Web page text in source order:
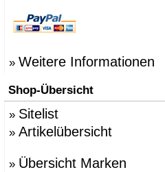
» Weitere Informationen
Shop-Übersicht
» Sitelist
» Artikelübersicht
» Übersicht Marken